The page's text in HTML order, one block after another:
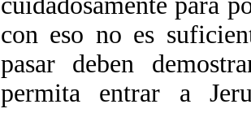
con eso no es
pasar deben
permita entrar a